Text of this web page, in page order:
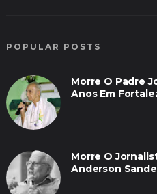
POPULAR POSTS
Morre O Padre
Anos Em
Morre O
Anderson